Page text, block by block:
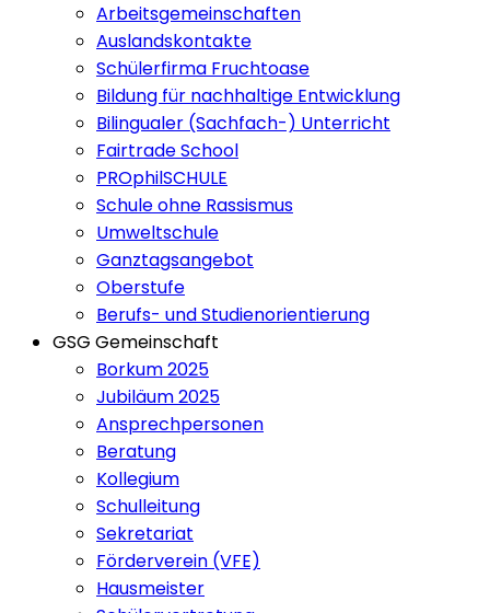
Arbeitsgemeinschaften
Auslandskontakte
Schülerfirma Fruchtoase
Bildung für nachhaltige Entwicklung
Bilingualer (Sachfach-) Unterricht
Fairtrade School
PROphilSCHULE
Schule ohne Rassismus
Umweltschule
Ganztagsangebot
Oberstufe
Berufs- und Studienorientierung
GSG Gemeinschaft
Borkum 2025
Jubiläum 2025
Ansprechpersonen
Beratung
Kollegium
Schulleitung
Sekretariat
Förderverein (VFE)
Hausmeister